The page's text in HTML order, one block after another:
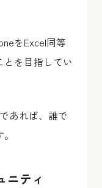
をExcel同等
を目指してい
あれば、誰で
ニティ